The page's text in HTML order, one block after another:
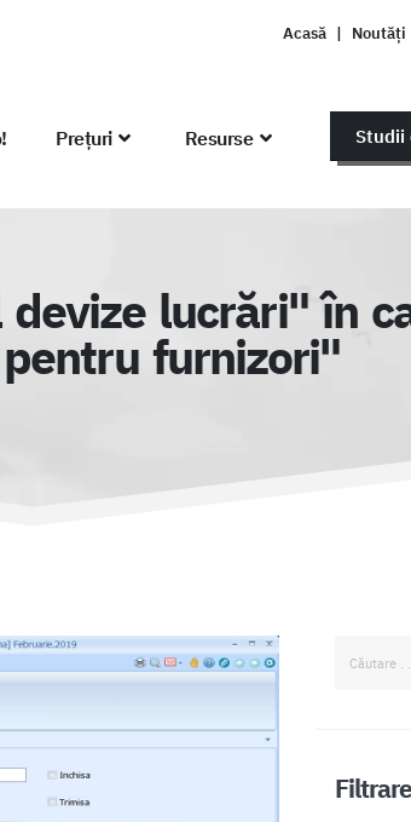
Acasă | Noutăți
Prețuri Resurse Studii
lucrări" în
furnizori"